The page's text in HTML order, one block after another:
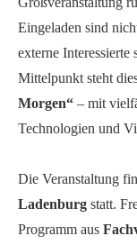
Eingeladen sind
externe
Mittelpunkt steht
Morgen“ – mit
Technologien und
Die Veranstaltung
Ladenburg statt.
Programm aus